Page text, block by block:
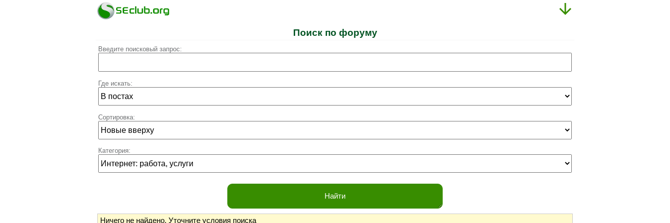
Поиск по форуму
Введите поисковый запрос:
Где искать:
Сортировка:
Категория:
Ничего не найдено. Уточните условия поиска